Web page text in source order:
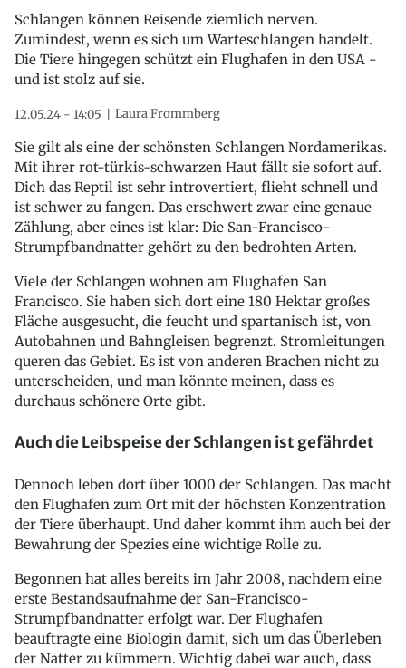
Schlangen können Reisende ziemlich nerven.
Zumindest, wenn es sich um Warteschlangen handelt.
Die Tiere hingegen schützt ein Flughafen in den USA -
und ist stolz auf sie.
12.05.24 - 14:05 Laura Frommberg
Sie gilt als eine der schönsten Schlangen Nordamerikas.
Mit ihrer rot-türkis-schwarzen Haut fällt sie sofort auf.
Dich das Reptil ist sehr introvertiert, flieht schnell und
ist schwer zu fangen. Das erschwert zwar eine genaue
Zählung, aber eines ist klar: Die San-Francisco-
Strumpfbandnatter gehört zu den bedrohten Arten.
Viele der Schlangen wohnen am Flughafen San
Francisco. Sie haben sich dort eine 180 Hektar großes
Fläche ausgesucht, die feucht und spartanisch ist, von
Autobahnen und Bahngleisen begrenzt. Stromleitungen
queren das Gebiet. Es ist von anderen Brachen nicht zu
unterscheiden, und man könnte meinen, dass es
durchaus schönere Orte gibt.
Auch die Leibspeise der Schlangen ist gefährdet
Dennoch leben dort über 1000 der Schlangen. Das macht
den Flughafen zum Ort mit der höchsten Konzentration
der Tiere überhaupt. Und daher kommt ihm auch bei der
Bewahrung der Spezies eine wichtige Rolle zu.
Begonnen hat alles bereits im Jahr 2008, nachdem eine
erste Bestandsaufnahme der San-Francisco-
Strumpfbandnatter erfolgt war. Der Flughafen
beauftragte eine Biologin damit, sich um das Überleben
der Natter zu kümmern. Wichtig dabei war auch, dass